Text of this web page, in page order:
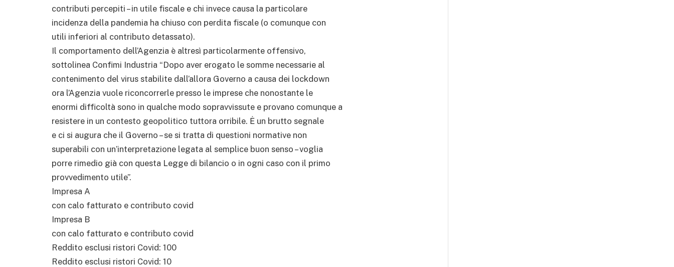
contributi percepiti – in utile fiscale e chi invece causa la particolare
incidenza della pandemia ha chiuso con perdita fiscale (o comunque con
utili inferiori al contributo detassato).
Il comportamento dell’Agenzia è altresì particolarmente offensivo,
sottolinea Confimi Industria “Dopo aver erogato le somme necessarie al
contenimento del virus stabilite dall’allora Governo a causa dei lockdown
ora l’Agenzia vuole riconcorrerle presso le imprese che nonostante le
enormi difficoltà sono in qualche modo sopravvissute e provano comunque a
resistere in un contesto geopolitico tuttora orribile. Ė un brutto segnale
e ci si augura che il Governo – se si tratta di questioni normative non
superabili con un’interpretazione legata al semplice buon senso – voglia
porre rimedio già con questa Legge di bilancio o in ogni caso con il primo
provvedimento utile”.
Impresa A
con calo fatturato e contributo covid
Impresa B
con calo fatturato e contributo covid
Reddito esclusi ristori Covid: 100
Reddito esclusi ristori Covid: 10